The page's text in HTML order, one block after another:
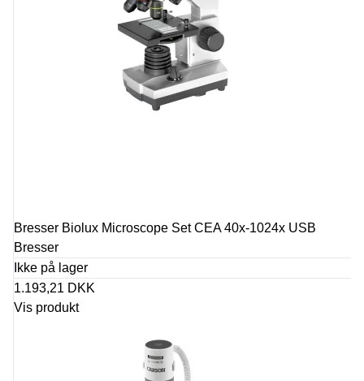
Bresser Biolux Microscope Set CEA 40x-1024x USB
Bresser
Ikke på lager
1.193,21 DKK
Vis produkt